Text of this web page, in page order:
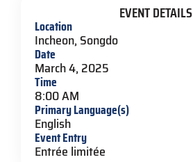
EVENT DETAILS
Location
Incheon, Songdo
Date
March 4, 2025
Time
8:00 AM
Primary Language(s)
English
Event Entry
Entrée limitée